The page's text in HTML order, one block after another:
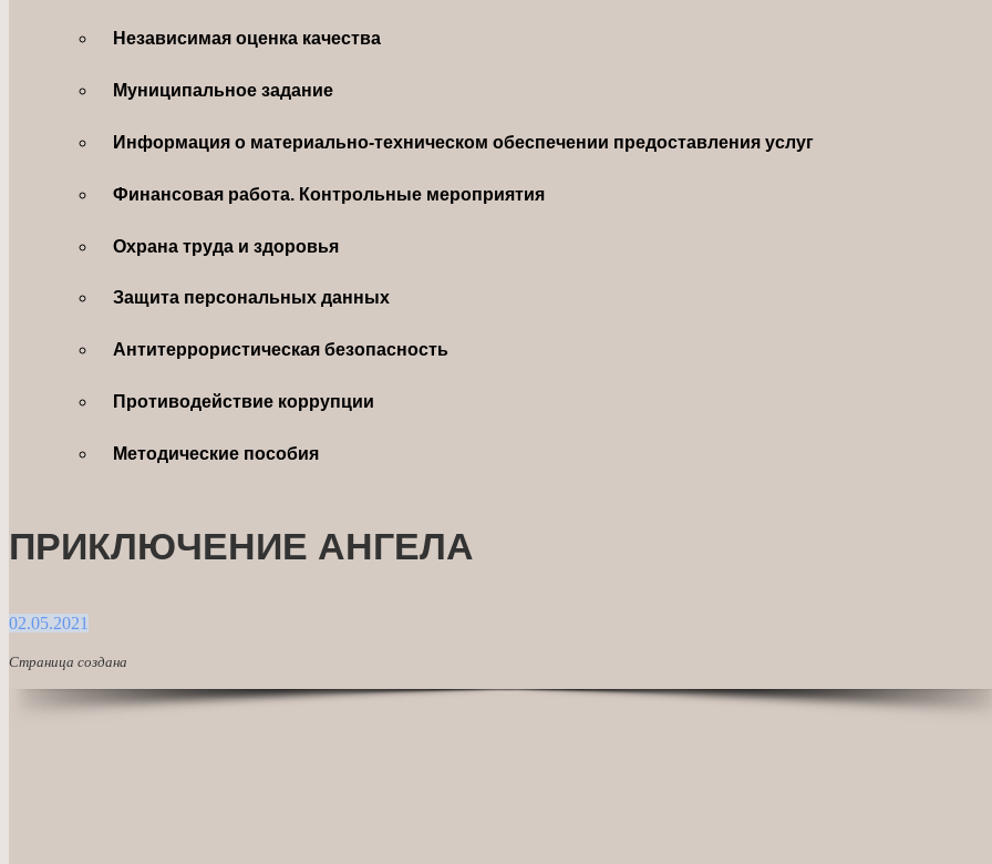
Независимая оценка качества
Муниципальное задание
Информация о материально-техническом обеспечении предоставления услуг
Финансовая работа. Контрольные мероприятия
Охрана труда и здоровья
Защита персональных данных
Антитеррористическая безопасность
Противодействие коррупции
Методические пособия
ПРИКЛЮЧЕНИЕ АНГЕЛА
02.05.2021
Страница создана